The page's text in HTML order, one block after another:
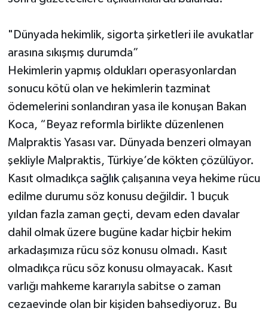
"Dünyada hekimlik, sigorta şirketleri ile avukatlar
arasına sıkışmış durumda”
Hekimlerin yapmış oldukları operasyonlardan
sonucu kötü olan ve hekimlerin tazminat
ödemelerini sonlandıran yasa ile konuşan Bakan
Koca, “Beyaz reformla birlikte düzenlenen
Malpraktis Yasası var. Dünyada benzeri olmayan
şekliyle Malpraktis, Türkiye’de kökten çözülüyor.
Kasıt olmadıkça sağlık çalışanına veya hekime rücu
edilme durumu söz konusu değildir. 1 buçuk
yıldan fazla zaman geçti, devam eden davalar
dahil olmak üzere bugüne kadar hiçbir hekim
arkadaşımıza rücu söz konusu olmadı. Kasıt
olmadıkça rücu söz konusu olmayacak. Kasıt
varlığı mahkeme kararıyla sabitse o zaman
cezaevinde olan bir kişiden bahsediyoruz. Bu